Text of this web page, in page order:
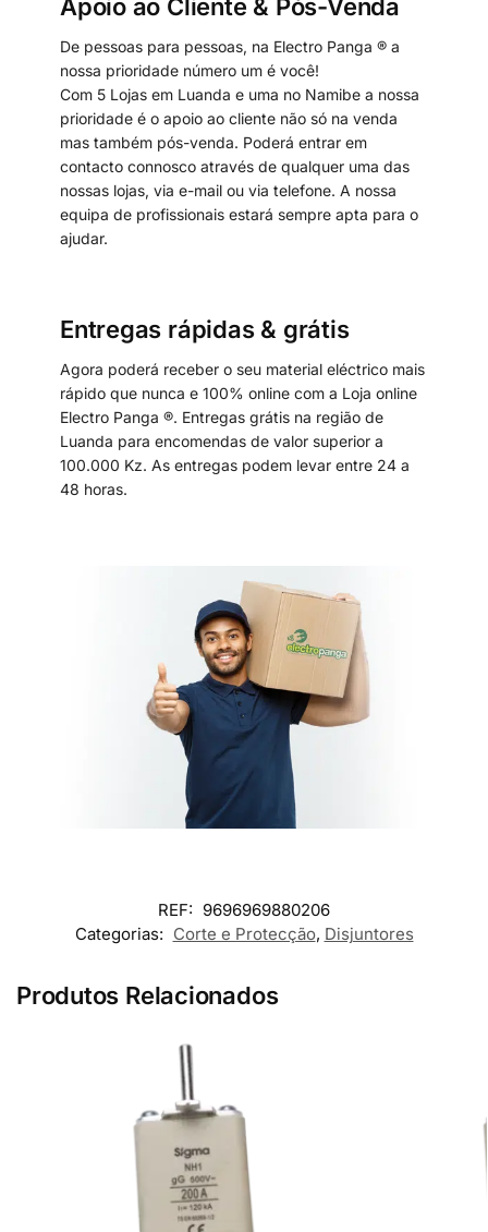
Apoio ao Cliente & Pós-Venda
De pessoas para pessoas, na Electro Panga ® a
nossa prioridade número um é você!
Com 5 Lojas em Luanda e uma no Namibe a nossa
prioridade é o apoio ao cliente não só na venda
mas também pós-venda. Poderá entrar em
contacto connosco através de qualquer uma das
nossas lojas, via e-mail ou via telefone. A nossa
equipa de profissionais estará sempre apta para o
ajudar.
Entregas rápidas & grátis
Agora poderá receber o seu material eléctrico mais
rápido que nunca e 100% online com a Loja online
Electro Panga ®. Entregas grátis na região de
Luanda para encomendas de valor superior a
100.000 Kz. As entregas podem levar entre 24 a
48 horas.
REF: 9696969880206
Categorias: Corte e Protecção, Disjuntores
Produtos Relacionados